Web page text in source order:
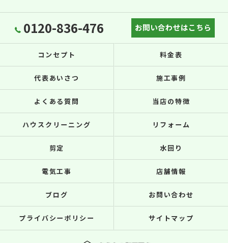
0120-836-476 お問い合わせはこちら
コンセプト 料金表
代表あいさつ 施工事例
よくある質問 当店の特徴
ハウスクリーニング リフォーム
剪定 水回り
電気工事 店舗情報
ブログ お問い合わせ
プライバシーポリシー サイトマップ